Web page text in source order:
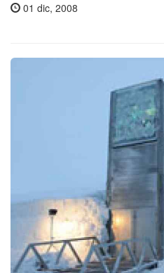
01 dic, 2008